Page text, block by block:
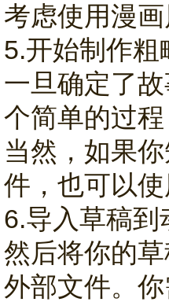
考虑使用漫
5.开始制作粗
一旦确定了
个简单的过
当然，如果
件，也可以
6.导入草稿到
然后将你的
外部文件。